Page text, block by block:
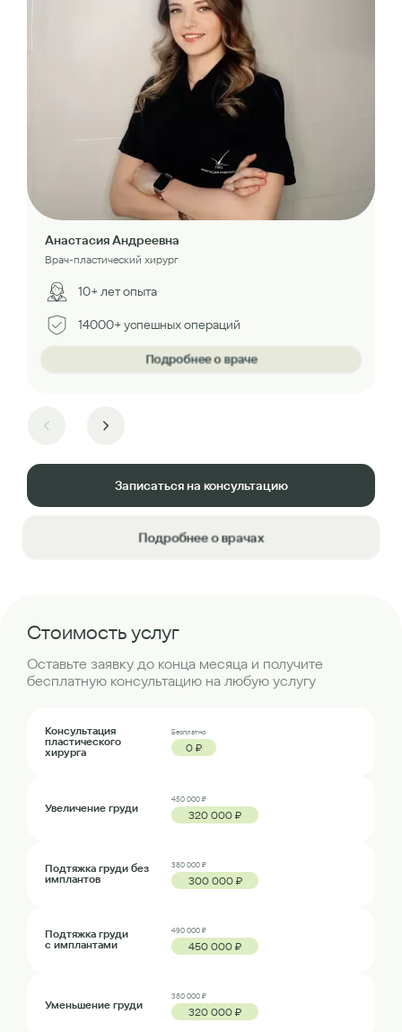
Анастасия Андреевна
Врач-пластический хирург
10+ лет опыта
14000+ успешных операций
Подробнее о враче
Записаться на консультацию
Подробнее о врачах
Стоимость услуг
Оставьте заявку до конца месяца и получите
бесплатную консультацию на любую услугу
Консультация
пластического
хирурга
Бесплатно
0 ₽
Увеличение груди
450 000 ₽
320 000 ₽
Подтяжка груди без
имплантов
380 000 ₽
300 000 ₽
Подтяжка груди
с имплантами
490 000 ₽
450 000 ₽
Уменьшение груди
380 000 ₽
320 000 ₽